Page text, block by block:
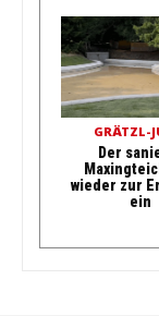
GRÄTZL-
Der
wieder zur
ein